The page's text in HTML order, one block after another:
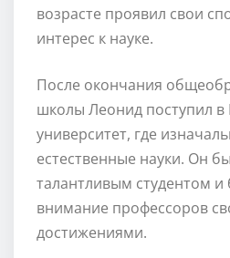
возрасте проявил свои
интерес к науке.
После окончания
школы Леонид поступил в
университет, где
естественные науки. Он
талантливым студентом и
внимание профессоров
достижениями.